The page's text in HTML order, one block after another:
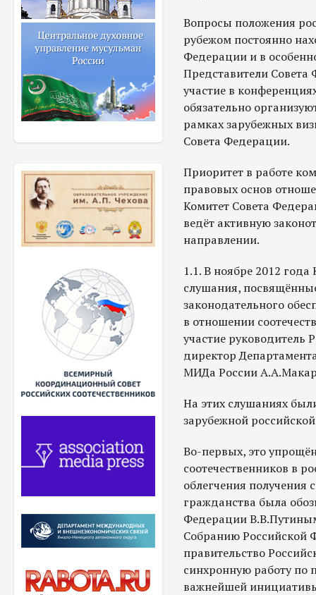
Вопросы положения
рубежом постоянно
Федерации и в
Представители
участие в
обязательно
рамках зарубежных
Совета Федерации.
Приоритет в работе
правовых основ
Комитет Совета
ведёт активную
направлении.
1.1. В ноябре 2012
слушания,
законодательного
в отношении
участие руководитель
директор
МИДа России
На этих слушаниях
зарубежной
Во-первых, это
соотечественников в
облегчения получения
гражданства была
Федерации
Собранию Российской
правительство
синхронную работу по
важнейшей